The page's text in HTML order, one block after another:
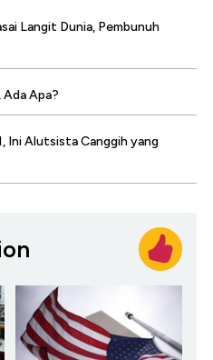
Langit Dunia, Pembunuh
Ada Apa?
Ini Alutsista Canggih yang